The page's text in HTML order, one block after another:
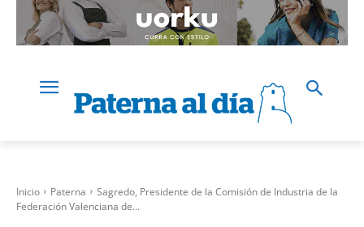
Inicio Paterna
Sagredo, Presidente de la Comisión de Industria de la
Federación Valenciana de...